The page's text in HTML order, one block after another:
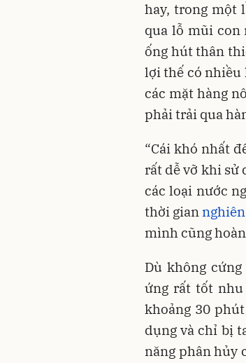
hay, trong một
qua lỗ mũi con
ống hút thân
lợi thế có nhiều
các mặt hàng
phải trải qua
“Cái khó nhất
rất dễ vỡ khi sử
các loại nước
thời gian
mình cũng
Dù không
ứng rất tốt nhu
khoảng 30
dụng và chỉ bị
năng phân hủy